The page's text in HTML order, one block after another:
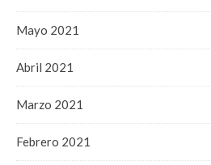
Mayo 2021
Abril 2021
Marzo 2021
Febrero 2021